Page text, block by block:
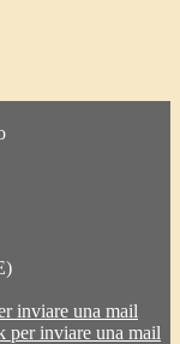
inviare una mail
per inviare una mail